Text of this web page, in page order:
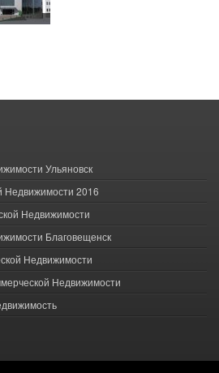
Ульяновск
Недвижимости 2016
Недвижимости
Благовещенск
Недвижимости
Недвижимости